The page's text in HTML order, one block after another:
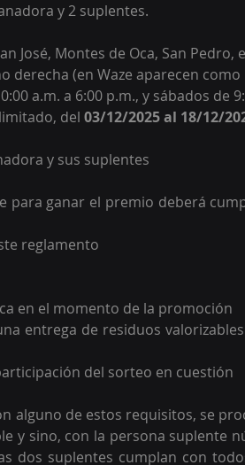
y 2 suplentes.
José, Montes de Oca, San Pedro,
(en Waze aparecen como
a.m. a 6:00 p.m., y sábados de
del 03/12/2025 al 18/12/
y sus suplentes
para ganar el premio deberá
reglamento
en el momento de la promoción
entrega de residuos
del sorteo en cuestión
alguno de estos requisitos, se
y sino, con la persona suplente
dos suplentes cumplan con